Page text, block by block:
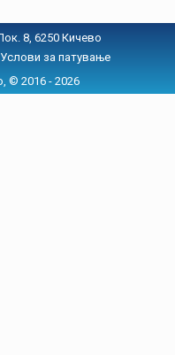
8, 6250 Кичево
Услови за патување
© 2016 - 2026